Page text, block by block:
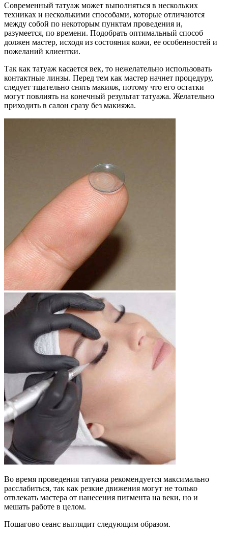
Современный татуаж может выполняться в нескольких
техниках и несколькими способами, которые отличаются
между собой по некоторым пунктам проведения и,
разумеется, по времени. Подобрать оптимальный способ
должен мастер, исходя из состояния кожи, ее особенностей и
пожеланий клиентки.
Так как татуаж касается век, то нежелательно использовать
контактные линзы. Перед тем как мастер начнет процедуру,
следует тщательно снять макияж, потому что его остатки
могут повлиять на конечный результат татуажа. Желательно
приходить в салон сразу без макияжа.
Во время проведения татуажа рекомендуется максимально
расслабиться, так как резкие движения могут не только
отвлекать мастера от нанесения пигмента на веки, но и
мешать работе в целом.
Пошагово сеанс выглядит следующим образом.